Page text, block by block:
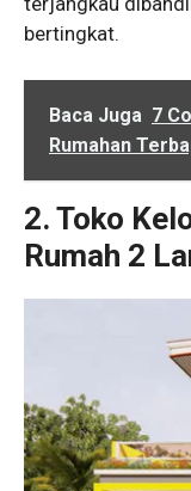
bertingkat.
Baca Juga 7
Rumahan
2. Toko
Rumah 2